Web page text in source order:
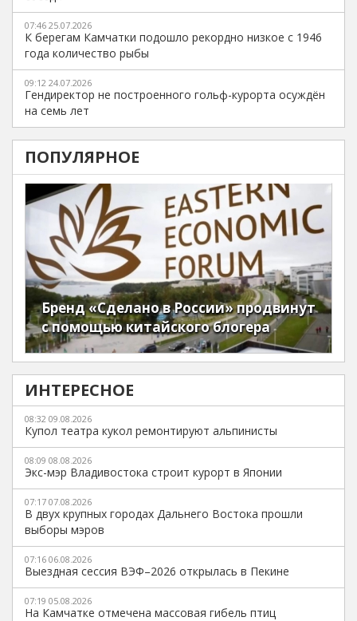
07:46 25.07.2026
К берегам Камчатки подошло рекордно низкое с 1946
года количество рыбы
09:12 24.07.2026
Гендиректор не построенного гольф-курорта осуждён
на семь лет
ПОПУЛЯРНОЕ
Бренд «Сделано в России» продвинут
с помощью китайского блогера
ИНТЕРЕСНОЕ
08:32 09.08.2026
Купол театра кукол ремонтируют альпинисты
08:09 08.08.2026
Экс-мэр Владивостока строит курорт в Японии
07:17 07.08.2026
В двух крупных городах Дальнего Востока прошли
выборы мэров
07:16 06.08.2026
Выездная сессия ВЭФ–2026 открылась в Пекине
07:19 05.08.2026
На Камчатке отмечена массовая гибель птиц